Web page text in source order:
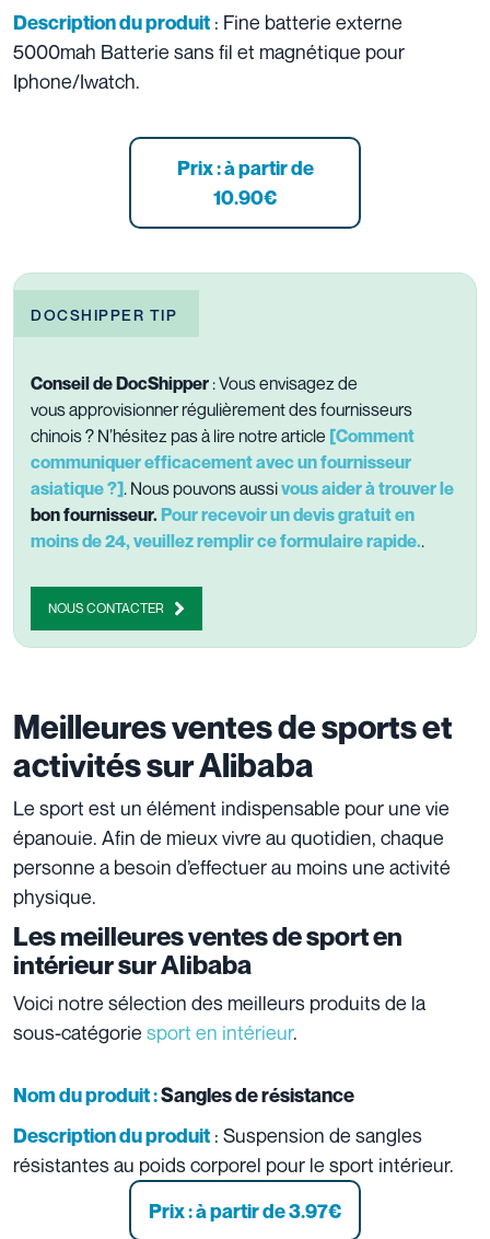
Description du produit : Fine batterie externe
5000mah Batterie sans fil et magnétique pour
Iphone/Iwatch.
Prix : à partir de
10.90€
DOCSHIPPER TIP
Conseil de DocShipper : Vous envisagez de
vous approvisionner régulièrement des fournisseurs
chinois ? N’hésitez pas à lire notre article [Comment
communiquer efficacement avec un fournisseur
asiatique ?]. Nous pouvons aussivous aider à trouver le
bon fournisseur.Pour recevoir un devis gratuit en
moins de 24, veuillez remplir ce formulaire rapide..
NOUS CONTACTER
Meilleures ventes de sports et
activités sur Alibaba
Le sport est un élément indispensable pour une vie
épanouie. Afin de mieux vivre au quotidien, chaque
personne a besoin d’effectuer au moins une activité
physique.
Les meilleures ventes de sport en
intérieur sur Alibaba
Voici notre sélection des meilleurs produits de la
sous-catégorie sport en intérieur.
Nom du produit :Sangles de résistance
Description du produit : Suspension de sangles
résistantes au poids corporel pour le sport intérieur.
Prix : à partir de 3.97€